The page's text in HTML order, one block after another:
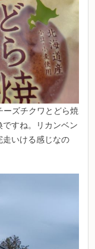
ーズチクワとどら焼
すね。リカンベン
走いける感じなの